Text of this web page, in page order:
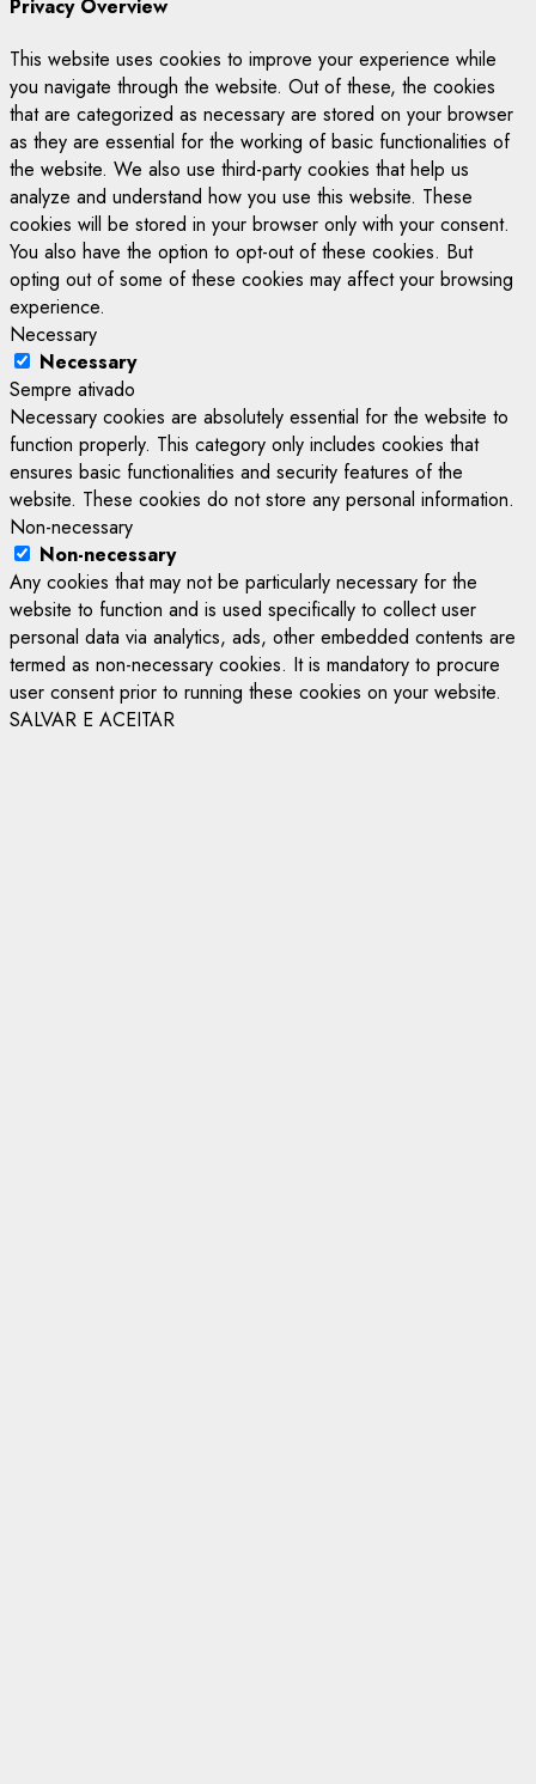
Privacy Overview
This website uses cookies to improve your experience while
you navigate through the website. Out of these, the cookies
that are categorized as necessary are stored on your browser
as they are essential for the working of basic functionalities of
the website. We also use third-party cookies that help us
analyze and understand how you use this website. These
cookies will be stored in your browser only with your consent.
You also have the option to opt-out of these cookies. But
opting out of some of these cookies may affect your browsing
experience.
Necessary
Necessary
Sempre ativado
Necessary cookies are absolutely essential for the website to
function properly. This category only includes cookies that
ensures basic functionalities and security features of the
website. These cookies do not store any personal information.
Non-necessary
Non-necessary
Any cookies that may not be particularly necessary for the
website to function and is used specifically to collect user
personal data via analytics, ads, other embedded contents are
termed as non-necessary cookies. It is mandatory to procure
user consent prior to running these cookies on your website.
SALVAR E ACEITAR